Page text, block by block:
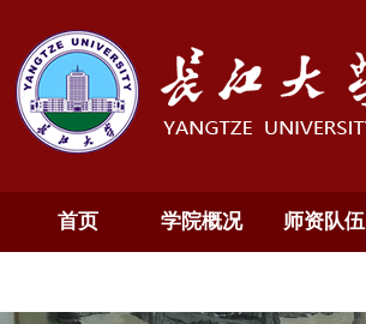
首页 学院概况 师资队伍